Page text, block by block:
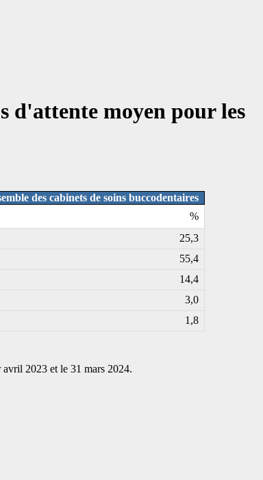
d'attente moyen pour les
des cabinets de soins buccodentaires
%
25,3
55,4
14,4
3,0
1,8
2023 et le 31 mars 2024.